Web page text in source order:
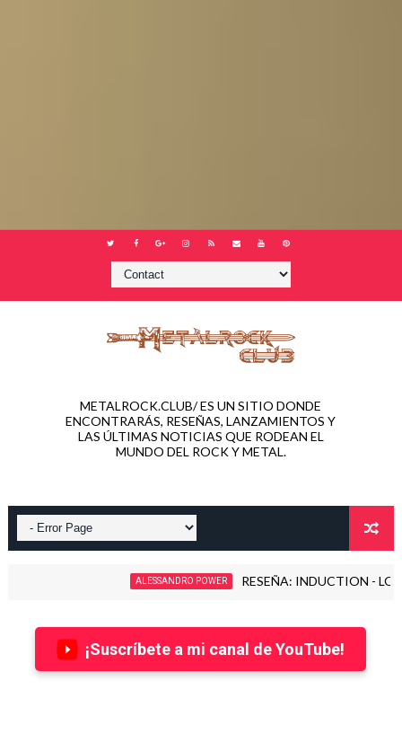
METALROCK.CLUB/ ES UN SITIO DONDE
ENCONTRARÁS, RESEÑAS, LANZAMIENTOS Y
LAS ÚLTIMAS NOTICIAS QUE RODEAN EL
MUNDO DEL ROCK Y METAL.
ALESSANDRO POWER RESEÑA: INDUCTION - LOVE KILLS!
¡Suscríbete a mi canal de YouTube!